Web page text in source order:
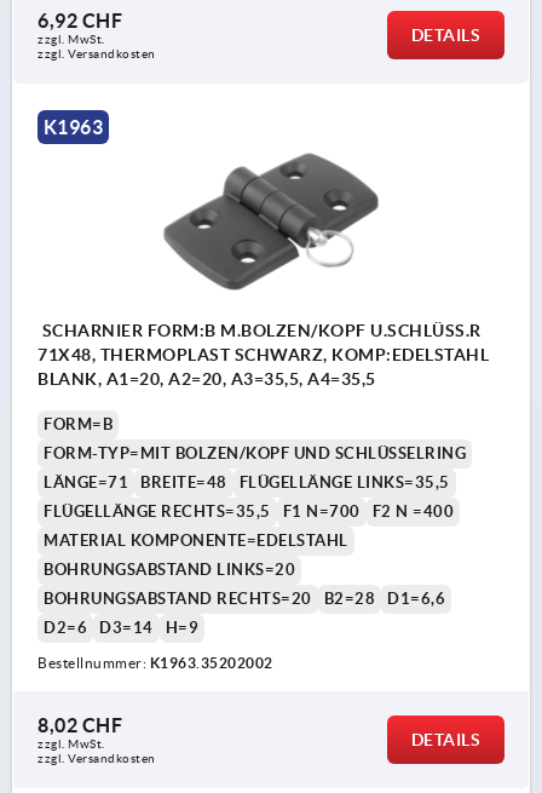
6,92 CHF
zzgl. MwSt.
zzgl. Versandkosten
DETAILS
K1963
SCHARNIER FORM:B M.BOLZEN/KOPF U.SCHLÜSS.R
71X48, THERMOPLAST SCHWARZ, KOMP:EDELSTAHL
BLANK, A1=20, A2=20, A3=35,5, A4=35,5
FORM=B
FORM-TYP=MIT BOLZEN/KOPF UND SCHLÜSSELRING
LÄNGE=71
BREITE=48
FLÜGELLÄNGE LINKS=35,5
FLÜGELLÄNGE RECHTS=35,5
F1 N=700
F2 N =400
MATERIAL KOMPONENTE=EDELSTAHL
BOHRUNGSABSTAND LINKS=20
BOHRUNGSABSTAND RECHTS=20
B2=28
D1=6,6
D2=6
D3=14 H=9
Bestellnummer: K1963.35202002
8,02 CHF
zzgl. MwSt.
zzgl. Versandkosten
DETAILS